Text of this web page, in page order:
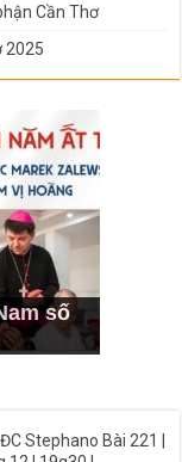
Cần Thơ
2025
số
Stephano Bài 221 |